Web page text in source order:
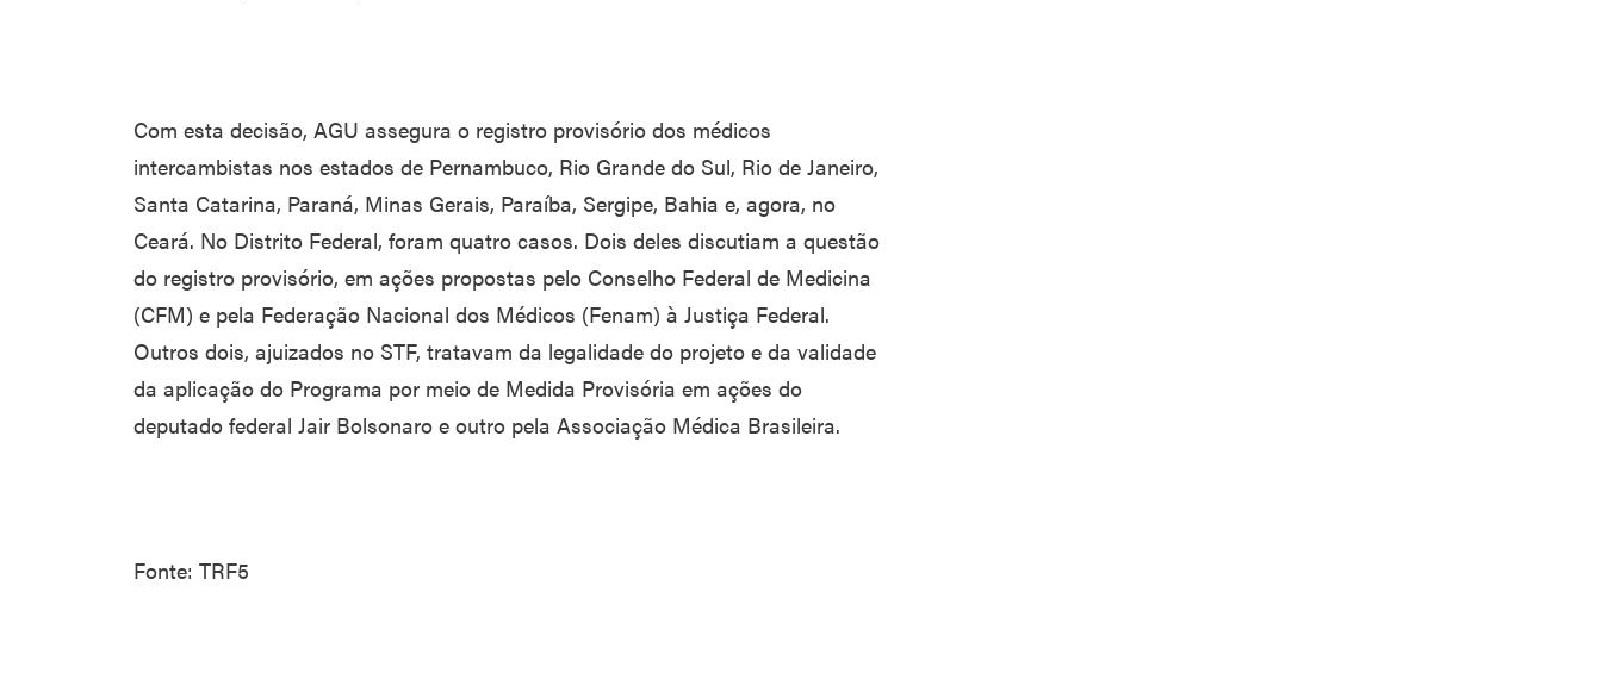
Com esta decisão, AGU assegura o registro provisório dos médicos
intercambistas nos estados de Pernambuco, Rio Grande do Sul, Rio de Janeiro,
Santa Catarina, Paraná, Minas Gerais, Paraíba, Sergipe, Bahia e, agora, no
Ceará. No Distrito Federal, foram quatro casos. Dois deles discutiam a questão
do registro provisório, em ações propostas pelo Conselho Federal de Medicina
(CFM) e pela Federação Nacional dos Médicos (Fenam) à Justiça Federal.
Outros dois, ajuizados no STF, tratavam da legalidade do projeto e da validade
da aplicação do Programa por meio de Medida Provisória em ações do
deputado federal Jair Bolsonaro e outro pela Associação Médica Brasileira.
Fonte: TRF5